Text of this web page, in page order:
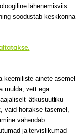
lähenemisviis
soodustab keskkonna
keemiliste ainete asemel
mulda, vett ega
jätkusuutliku
hoitakse tasemel,
vähendab
ja tervislikumad